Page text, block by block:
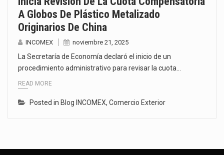
A Globos De Plástico Metalizado
Originarios De China
INCOMEX noviembre 21, 2025
La Secretaría de Economía declaró el inicio de un
procedimiento administrativo para revisar la cuota…
READ MORE
Posted in Blog INCOMEX, Comercio Exterior